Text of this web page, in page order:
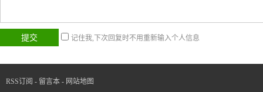
记住我,下次回复时不用重新输入个人信息
RSS订阅 - 留言本 - 网站地图